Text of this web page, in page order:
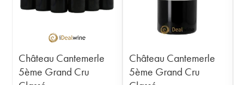
Château Cantemerle
5ème Grand Cru
Château Cantemerle
5ème Grand Cru